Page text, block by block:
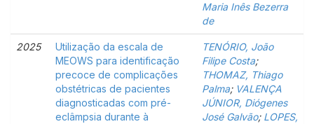
Maria Inês Bezerra
de
2025
Utilização da escala de
MEOWS para identificação
precoce de complicações
obstétricas de pacientes
diagnosticadas com pré-
eclâmpsia durante à
TENÓRIO, João
Filipe Costa;
THOMAZ, Thiago
Palma; VALENÇA
JÚNIOR, Diógenes
José Galvão; LOPES,